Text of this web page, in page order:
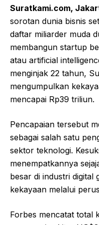
Suratkami.com,
sorotan dunia bisnis
daftar miliarder muda
membangun startup
atau artificial
menginjak 22 tahun,
mengumpulkan
mencapai Rp39 triliun.
Pencapaian tersebut
sebagai salah satu
sektor teknologi.
menempatkannya
besar di industri digital
kekayaan melalui
Forbes mencatat total